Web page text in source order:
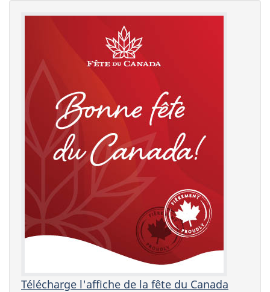
a
Télécharge l'affiche de la fête du Canada